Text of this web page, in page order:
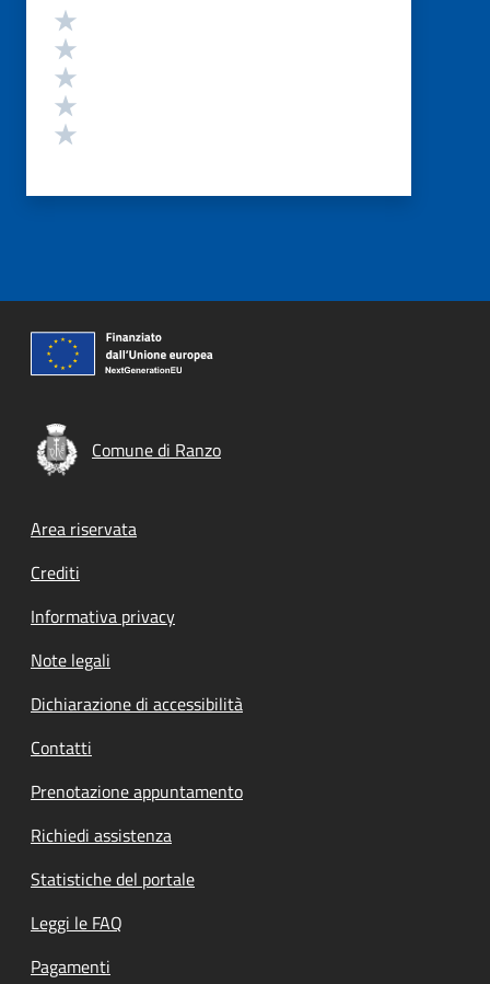
Valutazione
Comune di Ranzo
Footer menu
Area riservata
Crediti
Informativa privacy
Note legali
Dichiarazione di accessibilità
Contatti
Prenotazione appuntamento
Richiedi assistenza
Statistiche del portale
Leggi le FAQ
Pagamenti